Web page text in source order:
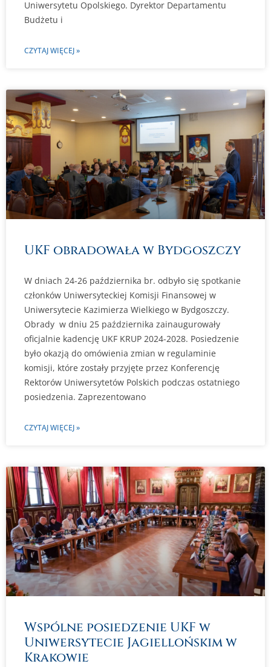
Uniwersytetu Opolskiego. Dyrektor Departamentu
Budżetu i
CZYTAJ WIĘCEJ »
UKF obradowała w Bydgoszczy
W dniach 24-26 października br. odbyło się spotkanie
członków Uniwersyteckiej Komisji Finansowej w
Uniwersytecie Kazimierza Wielkiego w Bydgoszczy.
Obrady w dniu 25 października zainaugurowały
oficjalnie kadencję UKF KRUP 2024-2028. Posiedzenie
było okazją do omówienia zmian w regulaminie
komisji, które zostały przyjęte przez Konferencję
Rektorów Uniwersytetów Polskich podczas ostatniego
posiedzenia. Zaprezentowano
CZYTAJ WIĘCEJ »
Wspólne posiedzenie UKF w
Uniwersytecie Jagiellońskim w
Krakowie